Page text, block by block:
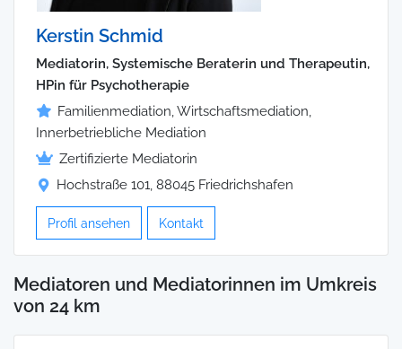
Kerstin Schmid
Mediatorin, Systemische Beraterin und Therapeutin,
HPin für Psychotherapie
Familienmediation, Wirtschaftsmediation,
Innerbetriebliche Mediation
Zertifizierte Mediatorin
Hochstraße 101, 88045 Friedrichshafen
Profil ansehen Kontakt
Mediatoren und Mediatorinnen im Umkreis
von 24 km